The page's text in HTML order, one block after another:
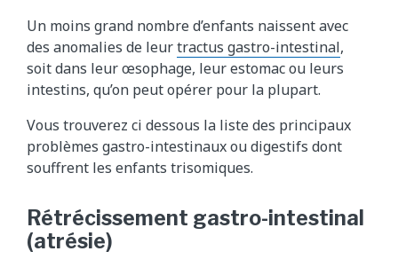
Un moins grand nombre d’enfants naissent avec
des anomalies de leurtractus gastro-intestinal,
soit dans leur œsophage, leur estomac ou leurs
intestins, qu’on peut opérer pour la plupart.
Vous trouverez ci dessous la liste des principaux
problèmes gastro-intestinaux ou digestifs dont
souffrent les enfants trisomiques.
Rétrécissement gastro-intestinal
(atrésie)